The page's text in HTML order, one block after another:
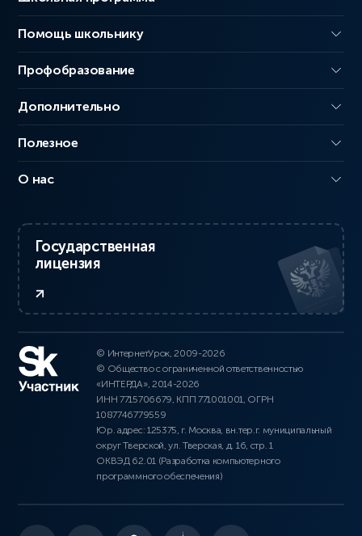
Помощь школьнику
Профобразование
Дополнительно
Полезное
О нас
Государственная
лицензия
© ИнтернетУрок, 2009-2026
© Общество с ограниченной ответственностью
«ИНТЕРДА», 2014-2026
ИНН 7715706679, КПП 771001001, ОГРН
1087746779559
Юр. адрес: 125375, г. Москва, вн.тер.г. муниципальный
округ Тверской, ул. Тверская, д. 16, стр. 1
ОКВЭД 62.01 (Разработка компьютерного
программного обеспечения)